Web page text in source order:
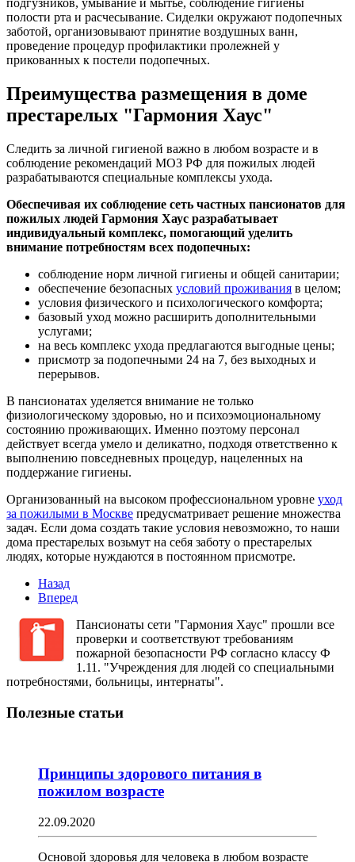
подгузников, умывание и мытье, соблюдение гигиены
полости рта и расчесывание. Сиделки окружают подопечных
заботой, организовывают принятие воздушных ванн,
проведение процедур профилактики пролежней у
прикованных к постели подопечных.
Преимущества размещения в доме
престарелых "Гармония Хаус"
Следить за личной гигиеной важно в любом возрасте и в
соблюдение рекомендаций МОЗ РФ для пожилых людей
разрабатываются специальные комплексы ухода.
Обеспечивая их соблюдение сеть частных пансионатов для
пожилых людей Гармония Хаус разрабатывает
индивидуальный комплекс, помогающий уделить
внимание потребностям всех подопечных:
соблюдение норм личной гигиены и общей санитарии;
обеспечение безопасных условий проживания в целом;
условия физического и психологического комфорта;
базовый уход можно расширить дополнительными
услугами;
на весь комплекс ухода предлагаются выгодные цены;
присмотр за подопечными 24 на 7, без выходных и
перерывов.
В пансионатах уделяется внимание не только
физиологическому здоровью, но и психоэмоциональному
состоянию проживающих. Именно поэтому персонал
действует всегда умело и деликатно, подходя ответственно к
выполнению повседневных процедур, нацеленных на
поддержание гигиены.
Организованный на высоком профессиональном уровне уход
за пожилыми в Москве предусматривает решение множества
задач. Если дома создать такие условия невозможно, то наши
дома престарелых возьмут на себя заботу о престарелых
людях, которые нуждаются в постоянном присмотре.
Назад
Вперед
Пансионаты сети "Гармония Хаус" прошли все
проверки и соответствуют требованиям
пожарной безопасности РФ согласно классу Ф
1.11. "Учреждения для людей со специальными
потребностями, больницы, интернаты".
Полезные статьи
Принципы здорового питания в
пожилом возрасте
22.09.2020
Основой здоровья для человека в любом возрасте